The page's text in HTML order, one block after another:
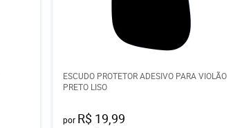
ESCUDO PROTETOR ADESIVO PARA VIOLÃO
PRETO LISO
por R$ 19,99